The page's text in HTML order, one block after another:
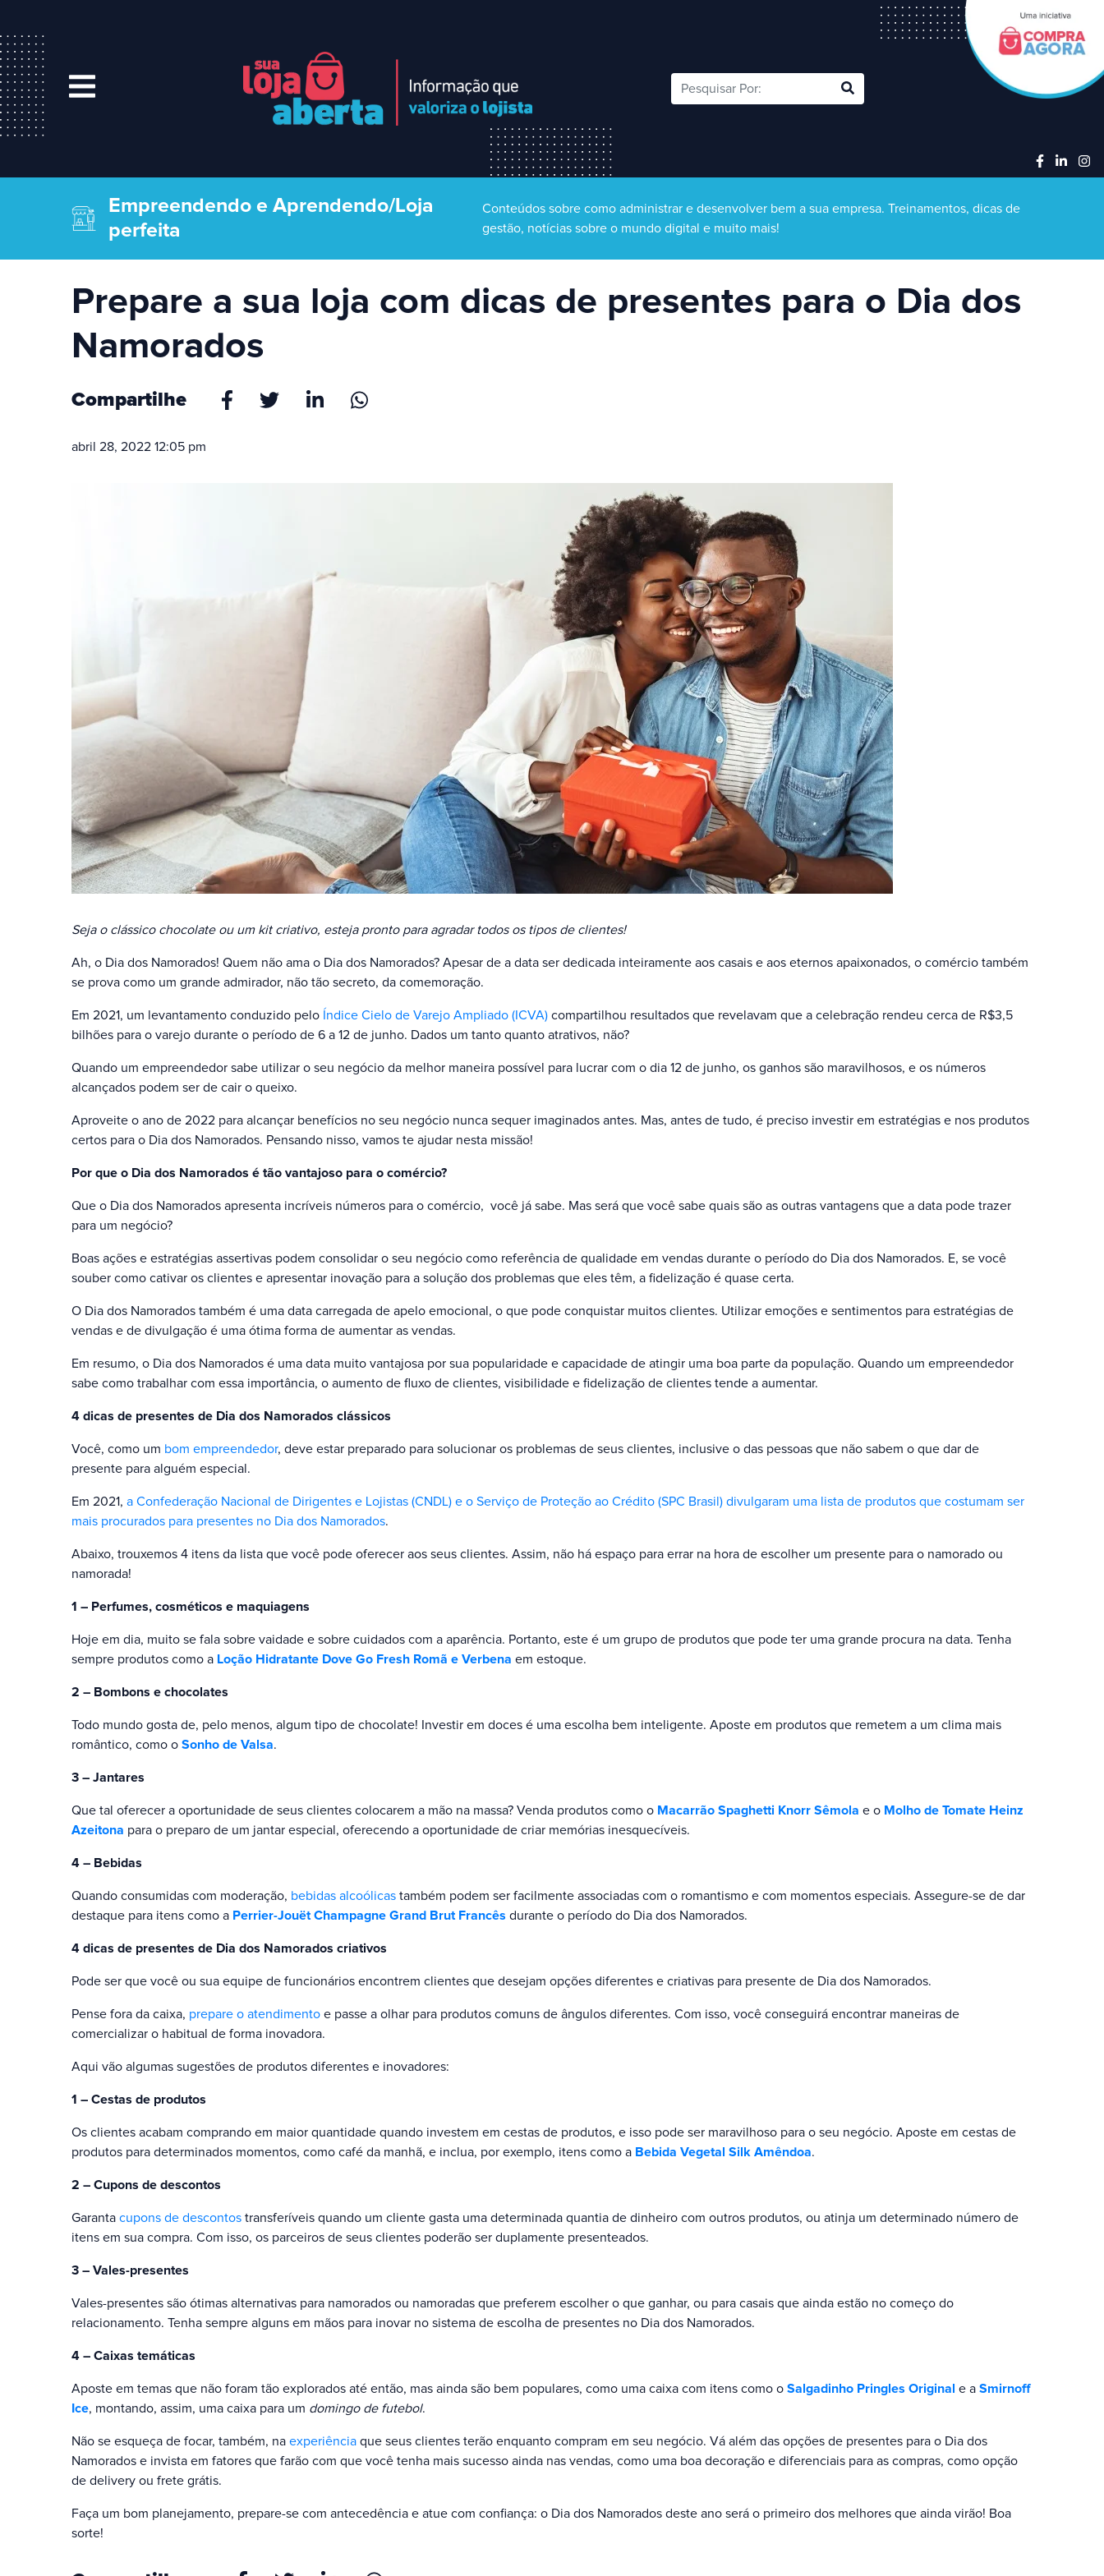
Empreendendo e Aprendendo/Loja
perfeita
Conteúdos sobre como administrar e desenvolver bem a sua empresa. Treinamentos, dicas de
gestão, notícias sobre o mundo digital e muito mais!
Prepare a sua loja com dicas de presentes para o Dia dos
Namorados
Compartilhe
abril 28, 2022 12:05 pm
Seja o clássico chocolate ou um kit criativo, esteja pronto para agradar todos os tipos de clientes!
Ah, o Dia dos Namorados! Quem não ama o Dia dos Namorados? Apesar de a data ser dedicada inteiramente aos casais e aos eternos apaixonados, o comércio também
se prova como um grande admirador, não tão secreto, da comemoração.
Em 2021, um levantamento conduzido pelo Índice Cielo de Varejo Ampliado (ICVA) compartilhou resultados que revelavam que a celebração rendeu cerca de R$3,5
bilhões para o varejo durante o período de 6 a 12 de junho. Dados um tanto quanto atrativos, não?
Quando um empreendedor sabe utilizar o seu negócio da melhor maneira possível para lucrar com o dia 12 de junho, os ganhos são maravilhosos, e os números
alcançados podem ser de cair o queixo.
Aproveite o ano de 2022 para alcançar benefícios no seu negócio nunca sequer imaginados antes. Mas, antes de tudo, é preciso investir em estratégias e nos produtos
certos para o Dia dos Namorados. Pensando nisso, vamos te ajudar nesta missão!
Por que o Dia dos Namorados é tão vantajoso para o comércio?
Que o Dia dos Namorados apresenta incríveis números para o comércio, você já sabe. Mas será que você sabe quais são as outras vantagens que a data pode trazer
para um negócio?
Boas ações e estratégias assertivas podem consolidar o seu negócio como referência de qualidade em vendas durante o período do Dia dos Namorados. E, se você
souber como cativar os clientes e apresentar inovação para a solução dos problemas que eles têm, a fidelização é quase certa.
O Dia dos Namorados também é uma data carregada de apelo emocional, o que pode conquistar muitos clientes. Utilizar emoções e sentimentos para estratégias de
vendas e de divulgação é uma ótima forma de aumentar as vendas.
Em resumo, o Dia dos Namorados é uma data muito vantajosa por sua popularidade e capacidade de atingir uma boa parte da população. Quando um empreendedor
sabe como trabalhar com essa importância, o aumento de fluxo de clientes, visibilidade e fidelização de clientes tende a aumentar.
4 dicas de presentes de Dia dos Namorados clássicos
Você, como um bom empreendedor, deve estar preparado para solucionar os problemas de seus clientes, inclusive o das pessoas que não sabem o que dar de
presente para alguém especial.
Em 2021, a Confederação Nacional de Dirigentes e Lojistas (CNDL) e o Serviço de Proteção ao Crédito (SPC Brasil) divulgaram uma lista de produtos que costumam ser
mais procurados para presentes no Dia dos Namorados.
Abaixo, trouxemos 4 itens da lista que você pode oferecer aos seus clientes. Assim, não há espaço para errar na hora de escolher um presente para o namorado ou
namorada!
1 – Perfumes, cosméticos e maquiagens
Hoje em dia, muito se fala sobre vaidade e sobre cuidados com a aparência. Portanto, este é um grupo de produtos que pode ter uma grande procura na data. Tenha
sempre produtos como a Loção Hidratante Dove Go Fresh Romã e Verbena em estoque.
2 – Bombons e chocolates
Todo mundo gosta de, pelo menos, algum tipo de chocolate! Investir em doces é uma escolha bem inteligente. Aposte em produtos que remetem a um clima mais
romântico, como o Sonho de Valsa.
3 – Jantares
Que tal oferecer a oportunidade de seus clientes colocarem a mão na massa? Venda produtos como o Macarrão Spaghetti Knorr Sêmola e o Molho de Tomate Heinz
Azeitona para o preparo de um jantar especial, oferecendo a oportunidade de criar memórias inesquecíveis.
4 – Bebidas
Quando consumidas com moderação, bebidas alcoólicas também podem ser facilmente associadas com o romantismo e com momentos especiais. Assegure-se de dar
destaque para itens como a Perrier-Jouët Champagne Grand Brut Francês durante o período do Dia dos Namorados.
4 dicas de presentes de Dia dos Namorados criativos
Pode ser que você ou sua equipe de funcionários encontrem clientes que desejam opções diferentes e criativas para presente de Dia dos Namorados.
Pense fora da caixa, prepare o atendimento e passe a olhar para produtos comuns de ângulos diferentes. Com isso, você conseguirá encontrar maneiras de
comercializar o habitual de forma inovadora.
Aqui vão algumas sugestões de produtos diferentes e inovadores:
1 – Cestas de produtos
Os clientes acabam comprando em maior quantidade quando investem em cestas de produtos, e isso pode ser maravilhoso para o seu negócio. Aposte em cestas de
produtos para determinados momentos, como café da manhã, e inclua, por exemplo, itens como a Bebida Vegetal Silk Amêndoa.
2 – Cupons de descontos
Garanta cupons de descontos transferíveis quando um cliente gasta uma determinada quantia de dinheiro com outros produtos, ou atinja um determinado número de
itens em sua compra. Com isso, os parceiros de seus clientes poderão ser duplamente presenteados.
3 – Vales-presentes
Vales-presentes são ótimas alternativas para namorados ou namoradas que preferem escolher o que ganhar, ou para casais que ainda estão no começo do
relacionamento. Tenha sempre alguns em mãos para inovar no sistema de escolha de presentes no Dia dos Namorados.
4 – Caixas temáticas
Aposte em temas que não foram tão explorados até então, mas ainda são bem populares, como uma caixa com itens como o Salgadinho Pringles Original e a Smirnoff
Ice, montando, assim, uma caixa para um domingo de futebol.
Não se esqueça de focar, também, na experiência que seus clientes terão enquanto compram em seu negócio. Vá além das opções de presentes para o Dia dos
Namorados e invista em fatores que farão com que você tenha mais sucesso ainda nas vendas, como uma boa decoração e diferenciais para as compras, como opção
de delivery ou frete grátis.
Faça um bom planejamento, prepare-se com antecedência e atue com confiança: o Dia dos Namorados deste ano será o primeiro dos melhores que ainda virão! Boa
sorte!